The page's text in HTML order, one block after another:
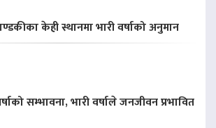
केही स्थानमा भारी वर्षाको अनुमान
सम्भावना, भारी वर्षाले जनजीवन प्रभावित